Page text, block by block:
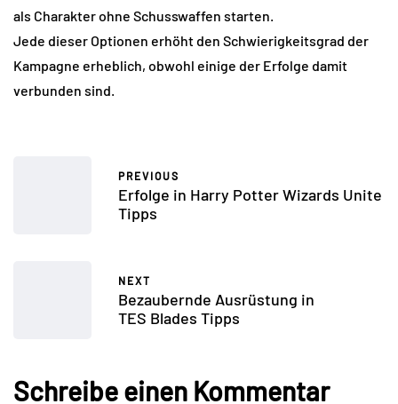
als Charakter ohne Schusswaffen starten.
Jede dieser Optionen erhöht den Schwierigkeitsgrad der
Kampagne erheblich, obwohl einige der Erfolge damit
verbunden sind.
PREVIOUS
Erfolge in Harry Potter Wizards Unite
Tipps
NEXT
Bezaubernde Ausrüstung in
TES Blades Tipps
Schreibe einen Kommentar